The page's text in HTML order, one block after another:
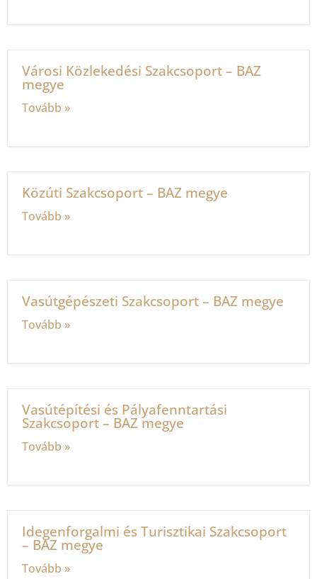
Városi Közlekedési Szakcsoport – BAZ
megye
Tovább »
Közúti Szakcsoport – BAZ megye
Tovább »
Vasútgépészeti Szakcsoport – BAZ megye
Tovább »
Vasútépítési és Pályafenntartási
Szakcsoport – BAZ megye
Tovább »
Idegenforgalmi és Turisztikai Szakcsoport
– BAZ megye
Tovább »